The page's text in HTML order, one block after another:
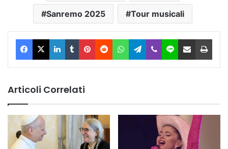
Sanremo 2025 Tour musicali
Facebook
X LinkedIn
TumblrPinterest
RedditWhatsAppTelegram
ViberLine Condividi via Email
Articoli Correlati